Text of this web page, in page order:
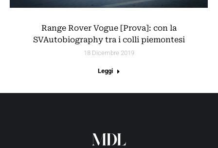
Range Rover Vogue [Prova]: con la
SVAutobiography tra i colli piemontesi
18 Dicembre 2019
Leggi